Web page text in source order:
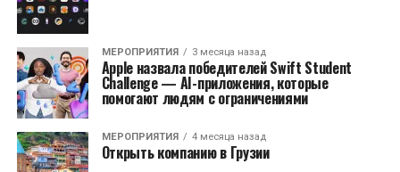
МЕРОПРИЯТИЯ 3 месяца назад
Apple назвала победителей Swift Student
Challenge — AI-приложения, которые
помогают людям с ограничениями
МЕРОПРИЯТИЯ 4 месяца назад
Открыть компанию в Грузии